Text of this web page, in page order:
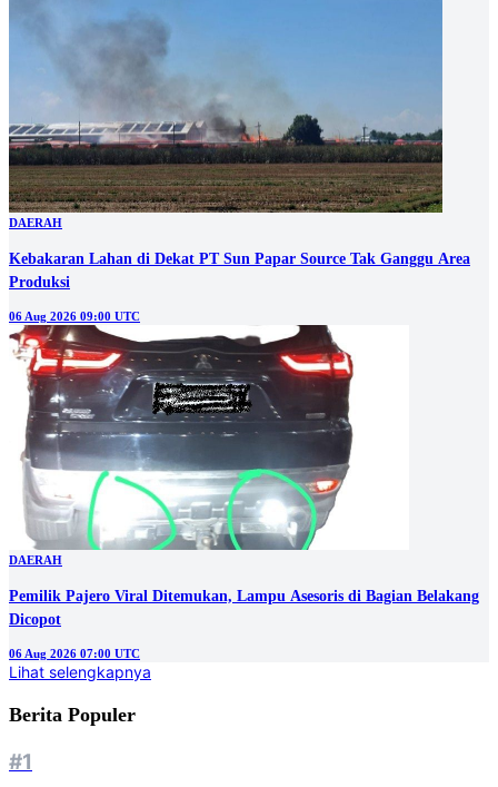
DAERAH
Kebakaran Lahan di Dekat PT Sun Papar Source Tak Ganggu Area
Produksi
06 Aug 2026 09:00 UTC
DAERAH
Pemilik Pajero Viral Ditemukan, Lampu Asesoris di Bagian Belakang
Dicopot
06 Aug 2026 07:00 UTC
Lihat selengkapnya
Berita Populer
#1